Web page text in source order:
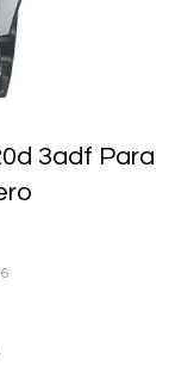
3adf Para